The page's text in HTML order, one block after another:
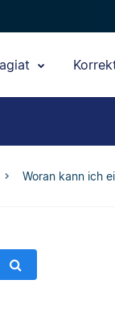
Woran kann ich